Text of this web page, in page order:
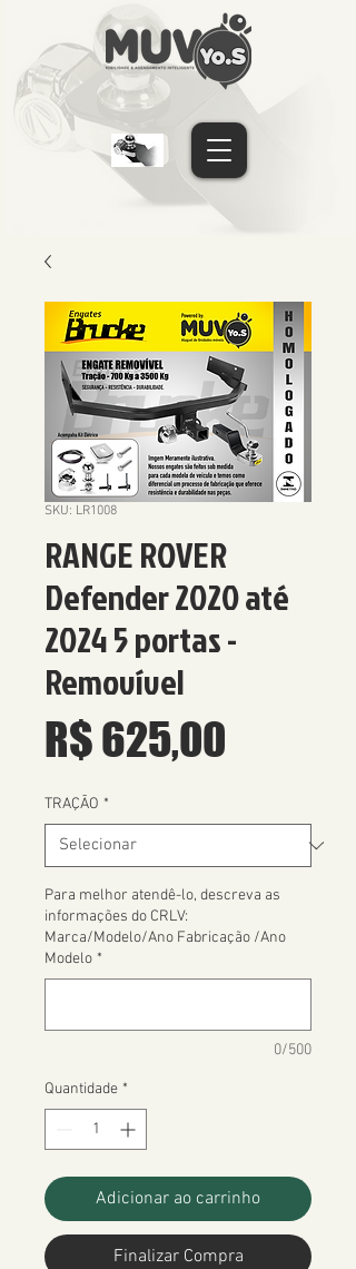
SKU: LR1008
RANGE ROVER
Defender 2020 até
2024 5 portas -
Removível
R$ 625,00
TRAÇÃO *
Para melhor atendê-lo, descreva as
informações do CRLV:
Marca/Modelo/Ano Fabricação /Ano
Modelo *
0/500
Quantidade *
Adicionar ao carrinho
Finalizar Compra